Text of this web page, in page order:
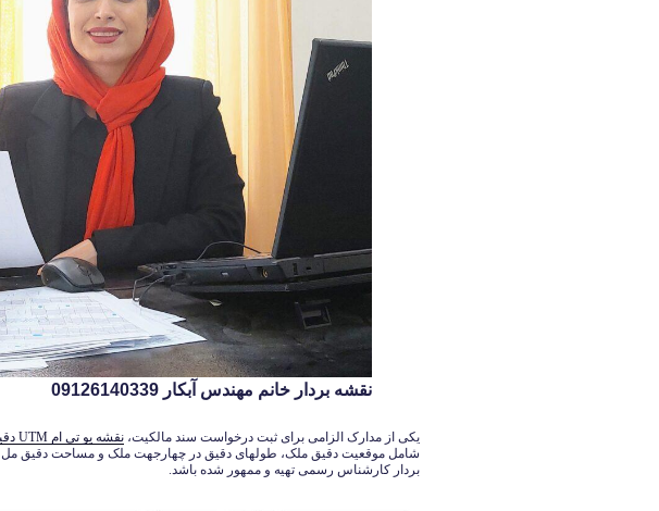
نقشه بردار خانم مهندس آبکار 09126140339
یکی از مدارک الزامی برای ثبت درخواست سند مالکیت، نقشه یو تی ام UTM دقیق از ملک
شامل موقعیت دقیق ملک، طولهای دقیق در چهارجهت ملک و مساحت دقیق
بردار کارشناس رسمی تهیه و ممهور شده باشد.